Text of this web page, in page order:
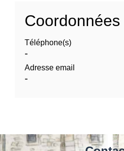
Coordonnées
Téléphone(s)
-
Adresse email
-